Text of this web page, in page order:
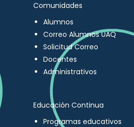
Comunidades
Alumnos
Correo Alumnos UAQ
Solicitud Correo
Docentes
Administrativos
Educación Continua
Programas educativos